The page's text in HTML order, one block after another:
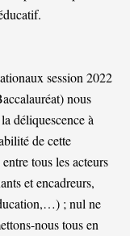
session 2022
nous
déliquescence à
de cette
tous les acteurs
et encadreurs,
; nul ne
nous tous en